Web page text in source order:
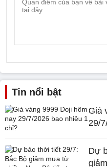
Tin nổi bật
Giá
29/
Dự